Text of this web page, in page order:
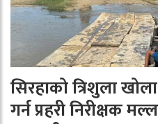
सिरहाको त्रिशुला
गर्न प्रहरी निरीक्षक